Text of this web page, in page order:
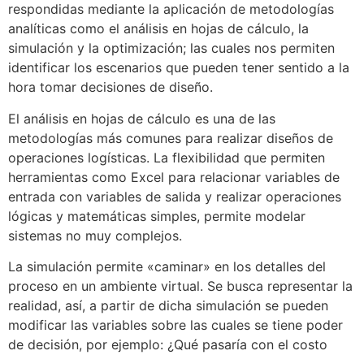
respondidas mediante la aplicación de metodologías
analíticas como el análisis en hojas de cálculo, la
simulación y la optimización; las cuales nos permiten
identificar los escenarios que pueden tener sentido a la
hora tomar decisiones de diseño.
El análisis en hojas de cálculo es una de las
metodologías más comunes para realizar diseños de
operaciones logísticas. La flexibilidad que permiten
herramientas como Excel para relacionar variables de
entrada con variables de salida y realizar operaciones
lógicas y matemáticas simples, permite modelar
sistemas no muy complejos.
La simulación permite «caminar» en los detalles del
proceso en un ambiente virtual. Se busca representar la
realidad, así, a partir de dicha simulación se pueden
modificar las variables sobre las cuales se tiene poder
de decisión, por ejemplo: ¿Qué pasaría con el costo